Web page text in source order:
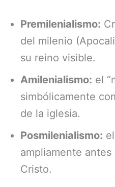
Premilenialismo:
del milenio
su reino visible.
Amilenialismo: el
simbólicamente
de la iglesia.
Posmilenialismo:
ampliamente
Cristo.